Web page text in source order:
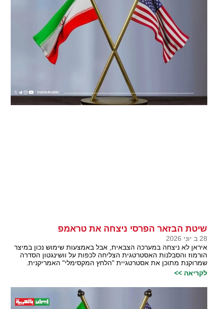
שיטת הבזאר הפרסי ניצחה את טראמפ
28 ב יוני 2026
איראן לא ניצחה במערכה הצבאית, אבל באמצעות שימוש נכון במיצר
הורמוז והסבלנות האסטרטגית הצליחה לכפות על וושינגטון הסדרה
שמרוקנת מתוכן את אסטרטגיית "הלחץ המקסימלי" האמריקנית.
לקריאה >>